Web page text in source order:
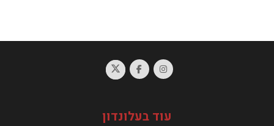
עוד בעלונדון